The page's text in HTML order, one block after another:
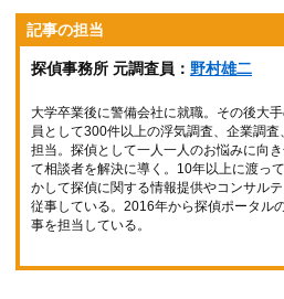
記事の担当
探偵事務所 元調査員： 野村雄二
大学卒業後に警備会社に就職。その後大
員として300件以上の浮気調査、企業調
担当。探偵として一人一人のお悩みに向
て相談者を解決に導く。10年以上に渡っ
かして探偵に関する情報提供やコンサル
従事している。2016年から探偵ポータル
事を担当している。